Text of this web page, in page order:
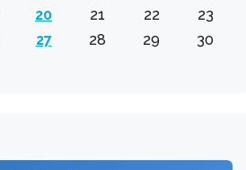
20 21 22
23
27 28 29
30